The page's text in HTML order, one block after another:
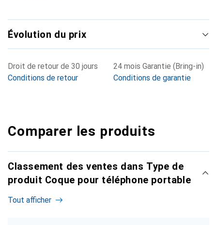
Évolution du prix
Droit de retour de 30 jours
Conditions de retour
24 mois Garantie (Bring-in)
Conditions de garantie
Comparer les produits
Classement des ventes dans Type de
produit Coque pour téléphone portable
Tout afficher